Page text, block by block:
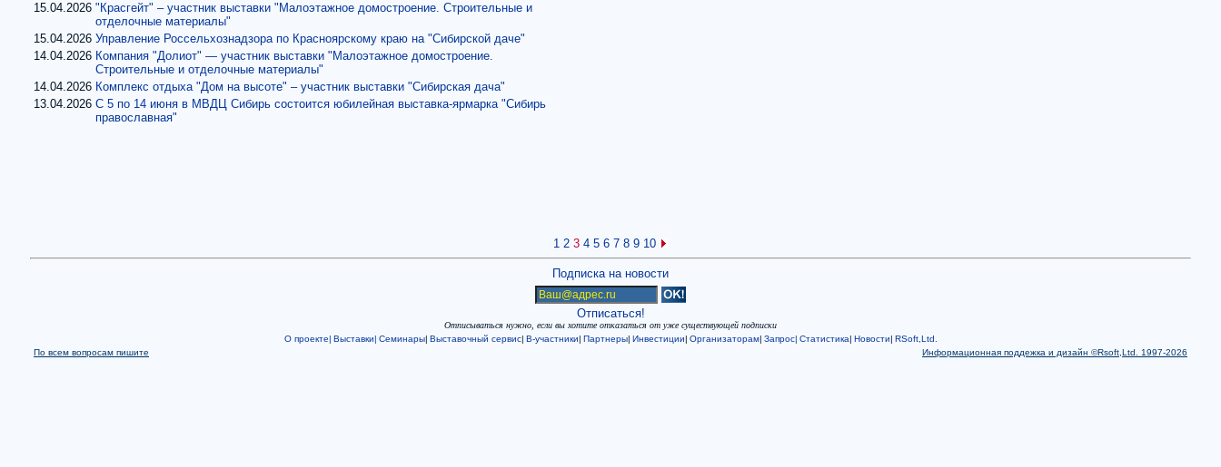
15.04.2026 "Красгейт" – участник выставки "Малоэтажное домостроение. Строительные и
отделочные материалы"
15.04.2026 Управление Россельхознадзора по Красноярскому краю на "Сибирской даче"
14.04.2026 Компания "Долиот" — участник выставки "Малоэтажное домостроение.
Строительные и отделочные материалы"
14.04.2026 Комплекс отдыха "Дом на высоте" – участник выставки "Сибирская дача"
13.04.2026 С 5 по 14 июня в МВДЦ Сибирь состоится юбилейная выставка-ярмарка "Сибирь
православная"
1 2 3 4 5 6 7 8 9 10
Подписка на новости
Отписаться!
Отписываться нужно, если вы хотите отказаться от уже существующей подписки
О проекте| Выставки| Семинары| Выставочный сервис| В-участники| Партнеры| Инвестиции| Организаторам| Запрос| Статистика| Новости| RSoft,Ltd.
По всем вопросам пишите
Информационная поддежка и дизайн ©Rsoft,Ltd. 1997-2026